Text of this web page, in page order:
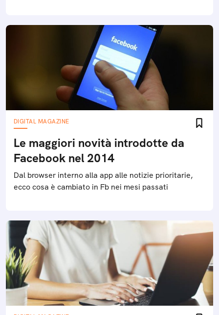
DIGITAL MAGAZINE
Le maggiori novità introdotte da
Facebook nel 2014
Dal browser interno alla app alle notizie prioritarie,
ecco cosa è cambiato in Fb nei mesi passati